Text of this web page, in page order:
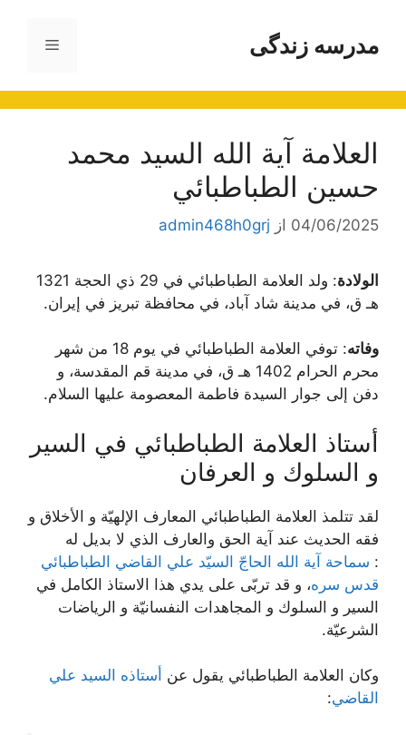
محتوامدرسه زندگی فهرست
العلامة آية الله السيد محمد
حسين الطباطبائي
04/06/2025 از admin468h0grj
الولادة
: ولد العلامة الطباطبائي في 29 ذي الحجة 1321
هـ ق، في مدينة شاد آباد، في محافظة تبريز في إيران.
وفاته
: توفي العلامة الطباطبائي في يوم 18 من شهر
محرم الحرام 1402 هـ ق، في مدينة قم المقدسة، و
دفن إلى جوار السيدة فاطمة المعصومة عليها السلام.
أستاذ العلامة الطباطبائي في السير
و السلوك و العرفان
لقد تتلمذ العلامة الطباطبائي المعارف الإلهيّة و الأخلاق و
فقه الحديث عند آية الحق والعارف الذي لا بديل له
: سماحة آية الله الحاجّ السيّد علي القاضي الطباطبائي
قدس سره، و قد تربّى على يدي هذا الاستاذ الكامل في
السير و السلوك و المجاهدات النفسانيّة و الرياضات
الشرعيّة.
وكان العلامة الطباطبائي يقول عن أستاذه السيد علي
القاضي: